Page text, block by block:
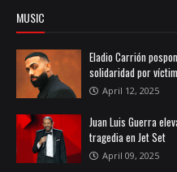
MUSIC
Eladio Carrión
solidaridad por
April 12, 2025
Juan Luis Guerra
tragedia en Jet Set
April 09, 2025